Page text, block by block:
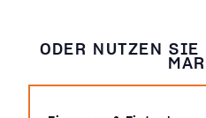
ODER NUTZEN